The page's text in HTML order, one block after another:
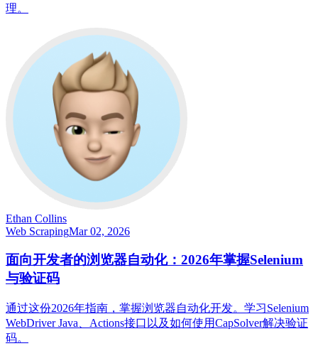
理。
Ethan Collins
Web ScrapingMar 02, 2026
面向开发者的浏览器自动化：2026年掌握Selenium
与验证码
通过这份2026年指南，掌握浏览器自动化开发。学习Selenium
WebDriver Java、Actions接口以及如何使用CapSolver解决验证
码。